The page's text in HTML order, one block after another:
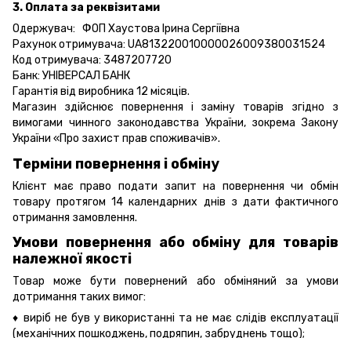
3. Оплата за реквізитами
Одержувач: ФОП Хаустова Ірина Сергіївна
Рахунок отримувача: UA813220010000026009380031524
Код отримувача: 3487207720
Банк: УНІВЕРСАЛ БАНК
Гарантія від виробника 12 місяців.
Магазин здійснює повернення і заміну товарів згідно з
вимогами чинного законодавства України, зокремаЗакону
України «Про захист прав споживачів».
Терміни повернення і обміну
Клієнт має право подати запит на повернення чи обмін
товару протягом 14 календарних днів з дати фактичного
отримання замовлення.
Умови повернення або обміну для товарів
належної якості
Товар може бути повернений або обміняний за умови
дотримання таких вимог:
♦ виріб не був у використанні та не має слідів експлуатації
(механічних пошкоджень, подряпин, забруднень тощо);